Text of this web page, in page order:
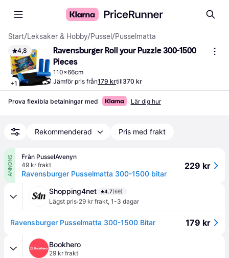
Start/Leksaker & Hobby/Pussel /Pusselmatta
4,8
+1
Ravensburger Roll your Puzzle 300-1500
Pieces
110x66cm
Jämför pris från179 krtill370 kr
Prova flexibla betalningar med Lär dig hur
Rekommenderad Pris med frakt
ANNONS
Från PusselAvenyn
49 kr frakt
Ravensburger Pusselmatta 300-1500 bitar
229 kr
Shopping4net 4.7(69)
Lägst pris·29 kr frakt, 1-3 dagar
Ravensburger Pusselmatta 300-1500 Bitar 179 kr
Bookhero
29 kr frakt